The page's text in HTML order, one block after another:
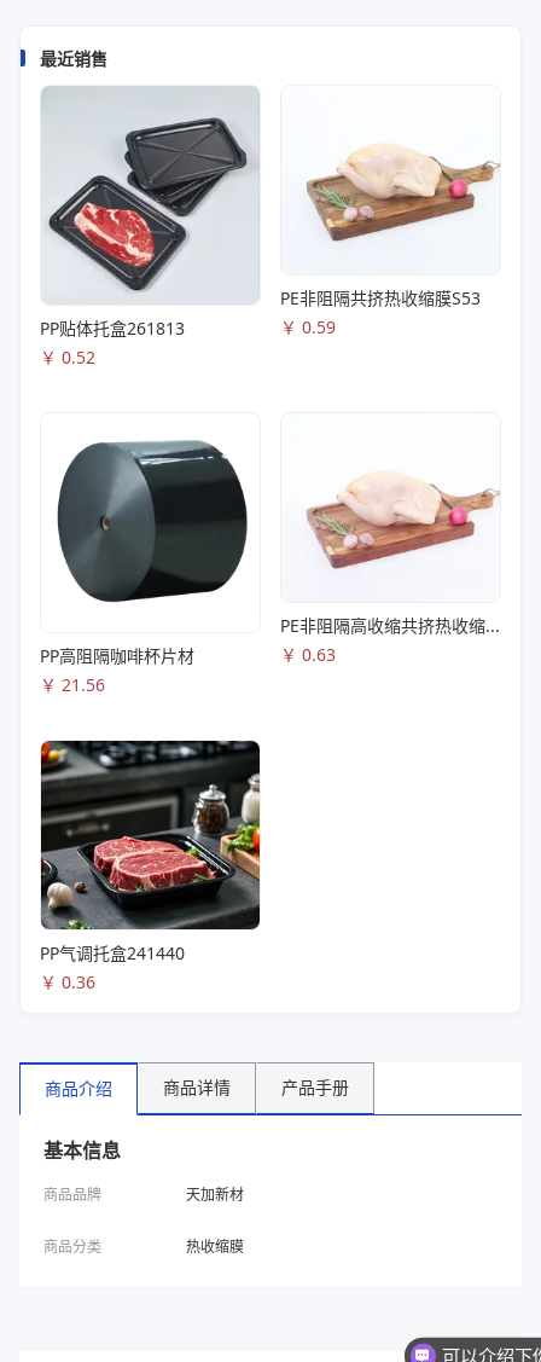
最近销售
PP贴体托盒261813
￥ 0.52
PE非阻隔共挤热收缩膜S53
￥ 0.59
PP高阻隔咖啡杯片材
￥ 21.56
PE非阻隔高收缩共挤热收缩膜S83
￥ 0.63
PP气调托盒241440
￥ 0.36
商品介绍 商品详情 产品手册
基本信息
商品品牌 天加新材
商品分类 热收缩膜